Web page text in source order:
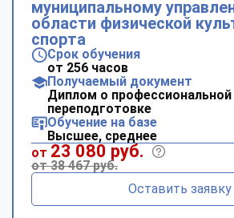
муниципальному
области физической
спорта
Срок обучения
от 256 часов
Получаемый документ
Диплом о профессиональной
переподготовке
Обучение на базе
Высшее, среднее
от 23 080 руб.
от 38 467 руб.
Оставить заявку